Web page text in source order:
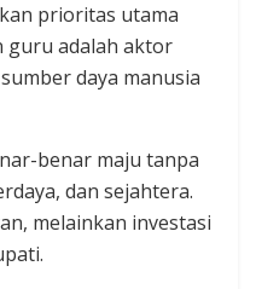
prioritas utama
guru adalah aktor
daya manusia
benar maju tanpa
dan sejahtera.
melainkan investasi